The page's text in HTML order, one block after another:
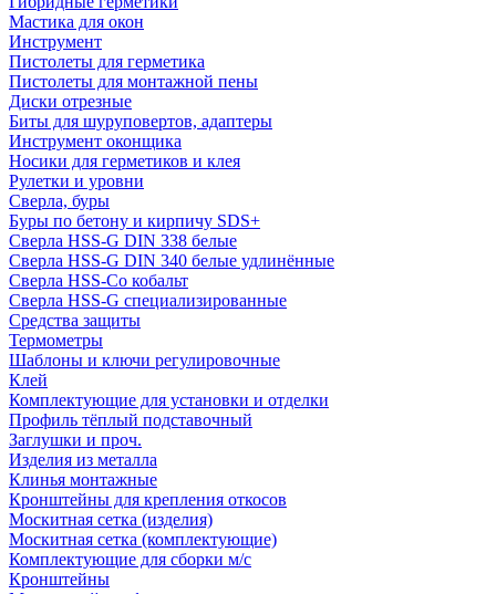
Мастика для окон
Инструмент
Пистолеты для герметика
Пистолеты для монтажной пены
Диски отрезные
Биты для шуруповертов, адаптеры
Инструмент оконщика
Носики для герметиков и клея
Рулетки и уровни
Сверла, буры
Буры по бетону и кирпичу SDS+
Сверла HSS-G DIN 338 белые
Сверла HSS-G DIN 340 белые удлинённые
Сверла HSS-Co кобальт
Сверла HSS-G специализированные
Средства защиты
Термометры
Шаблоны и ключи регулировочные
Клей
Комплектующие для установки и отделки
Профиль тёплый подставочный
Заглушки и проч.
Изделия из металла
Клинья монтажные
Кронштейны для крепления откосов
Москитная сетка (изделия)
Москитная сетка (комплектующие)
Комплектующие для сборки м/с
Кронштейны